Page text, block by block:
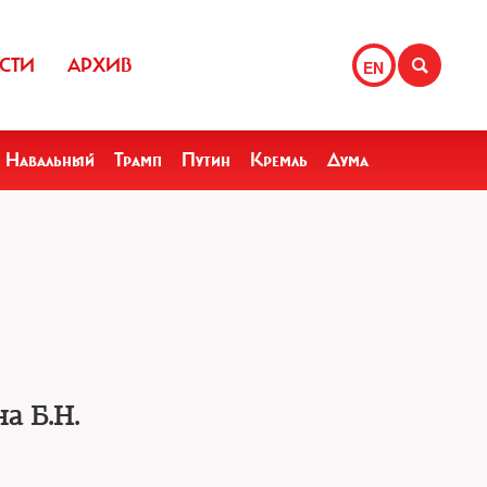
EN
АРХИВ
Навальный Трамп Путин Кремль Дума
Б.Н.